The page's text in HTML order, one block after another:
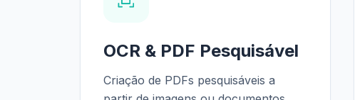
OCR & PDF Pesquisável
Criação de PDFs pesquisáveis a